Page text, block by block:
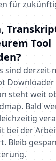
für
Tool
sind derzeit
steht weit
Bald
bei der
Bleib